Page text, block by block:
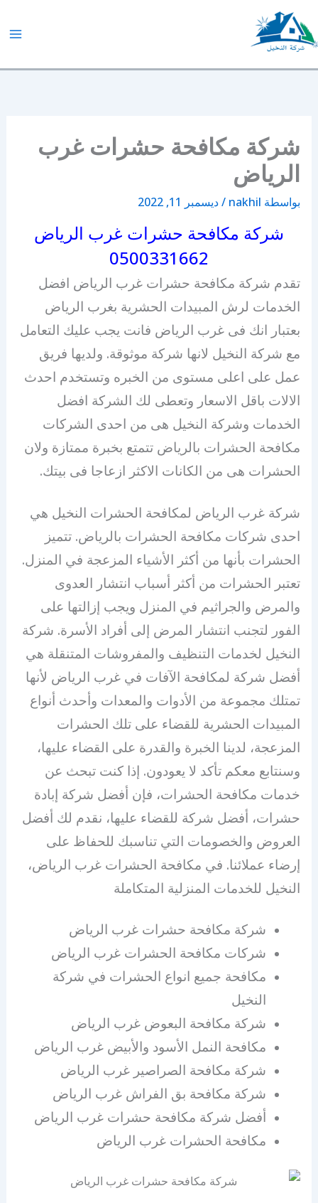
تخطي
إلى
المحتوى
شركة مكافحة حشرات غرب
الرياض
بواسطة nakhil
/ديسمبر 11, 2022
شركة مكافحة حشرات غرب الرياض
0500331662
تقدم شركة مكافحة حشرات غرب الرياض افضل
الخدمات لرش المبيدات الحشرية بغرب الرياض
بعتبار انك فى غرب الرياض فانت يجب عليك التعامل
مع شركة النخيل لانها شركة موثوقة. ولديها فريق
عمل على اعلى مستوى من الخبره وتستخدم احدث
الالات باقل الاسعار وتعطى لك الشركة افضل
الخدمات وشركة النخيل هى من احدى الشركات
مكافحة الحشرات بالرياض تتمتع بخبرة ممتازة ولان
الحشرات هى من الكانات الاكثر ازعاجا فى بيتك.
شركة غرب الرياض لمكافحة الحشرات النخيل هي
احدى شركات مكافحة الحشرات بالرياض. تتميز
الحشرات بأنها من أكثر الأشياء المزعجة في المنزل.
تعتبر الحشرات من أكثر أسباب انتشار العدوى
والمرض والجراثيم في المنزل ويجب إزالتها على
الفور لتجنب انتشار المرض إلى أفراد الأسرة. شركة
النخيل لخدمات التنظيف والمفروشات المتنقلة هي
أفضل شركة لمكافحة الآفات في غرب الرياض لأنها
تمتلك مجموعة من الأدوات والمعدات وأحدث أنواع
المبيدات الحشرية للقضاء على تلك الحشرات
المزعجة، لدينا الخبرة والقدرة على القضاء عليها،
وسنتابع معكم تأكد لا يعودون. إذا كنت تبحث عن
خدمات مكافحة الحشرات، فإن أفضل شركة إبادة
حشرات، أفضل شركة للقضاء عليها، نقدم لك أفضل
العروض والخصومات التي تناسبك للحفاظ على
إرضاء عملائنا. في مكافحة الحشرات غرب الرياض،
النخيل للخدمات المنزلية المتكاملة
شركة مكافحة حشرات غرب الرياض
شركات مكافحة الحشرات غرب الرياض
مكافحة جميع انواع الحشرات في شركة
النخيل
شركة مكافحة البعوض غرب الرياض
مكافحة النمل الأسود والأبيض غرب الرياض
شركة مكافحة الصراصير غرب الرياض
شركة مكافحة بق الفراش غرب الرياض
أفضل شركة مكافحة حشرات غرب الرياض
مكافحة الحشرات غرب الرياض